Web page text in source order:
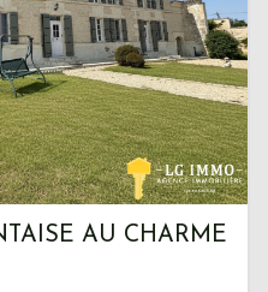
AU CHARME